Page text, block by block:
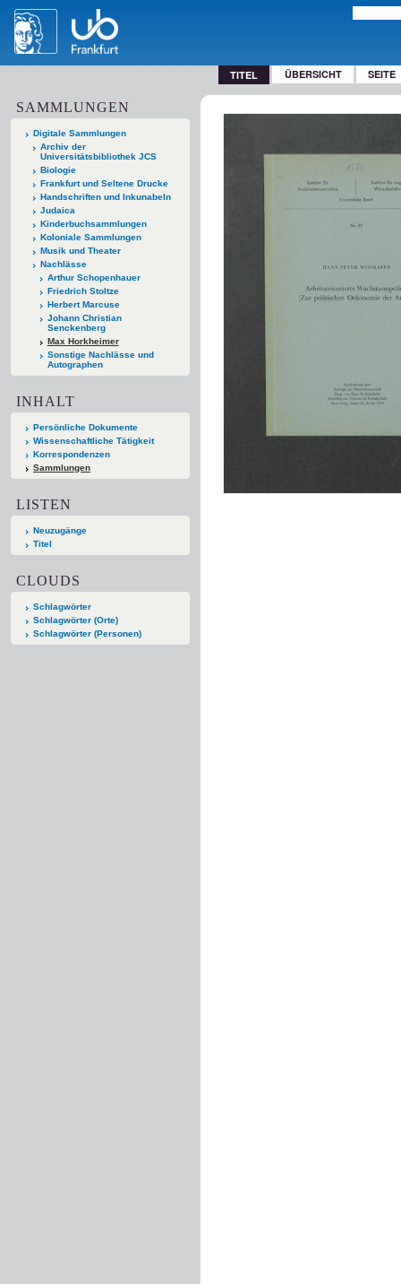
TITEL ÜBERSICHT SEITE
SAMMLUNGEN
Digitale Sammlungen
Archiv der
Universitätsbibliothek JCS
Biologie
Frankfurt und Seltene Drucke
Handschriften und Inkunabeln
Judaica
Kinderbuchsammlungen
Koloniale Sammlungen
Musik und Theater
Nachlässe
Arthur Schopenhauer
Friedrich Stoltze
Herbert Marcuse
Johann Christian
Senckenberg
Max Horkheimer
Sonstige Nachlässe und
Autographen
INHALT
Persönliche Dokumente
Wissenschaftliche Tätigkeit
Korrespondenzen
Sammlungen
LISTEN
Neuzugänge
Titel
CLOUDS
Schlagwörter
Schlagwörter (Orte)
Schlagwörter (Personen)